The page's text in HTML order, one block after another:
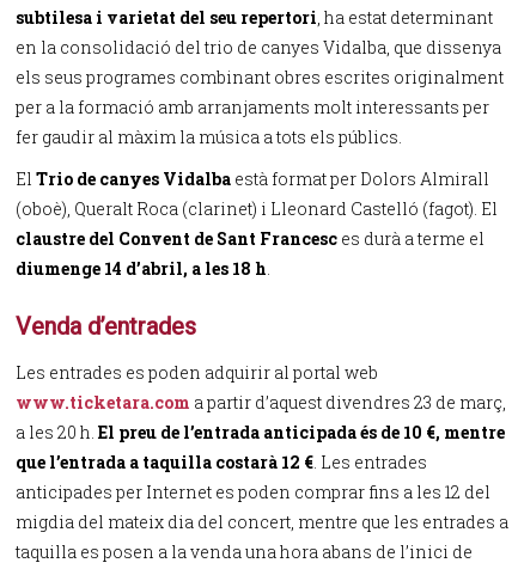
subtilesa i varietat del seu repertori, ha estat determinant
en la consolidació del trio de canyes Vidalba, que dissenya
els seus programes combinant obres escrites originalment
per a la formació amb arranjaments molt interessants per
fer gaudir al màxim la música a tots els públics.
El Trio de canyes Vidalba està format per Dolors Almirall
(oboè), Queralt Roca (clarinet) i Lleonard Castelló (fagot). El
claustre del Convent de Sant Francesc es durà a terme el
diumenge 14 d’abril, a les 18 h.
Venda d’entrades
Les entrades es poden adquirir al portal web
www.ticketara.com a partir d’aquest divendres 23 de març,
a les 20 h. El preu de l’entrada anticipada és de 10 €, mentre
que l’entrada a taquilla costarà 12 €. Les entrades
anticipades per Internet es poden comprar fins a les 12 del
migdia del mateix dia del concert, mentre que les entrades a
taquilla es posen a la venda una hora abans de l’inici de